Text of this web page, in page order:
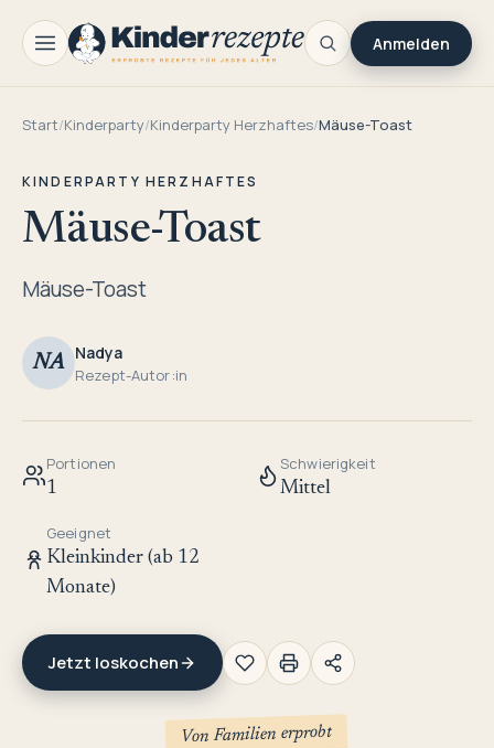
Anmelden
Start/Kinderparty/Kinderparty Herzhaftes/Mäuse-Toast
KINDERPARTY HERZHAFTES
Mäuse-Toast
Mäuse-Toast
NA Nadya
Rezept-Autor:in
Portionen
1
Schwierigkeit
Mittel
Geeignet
Kleinkinder (ab 12
Monate)
Jetzt loskochen
Von Familien erprobt